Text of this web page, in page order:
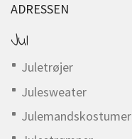
ADRESSEN
Jul
Juletrøjer
Julesweater
Julemandskostumer